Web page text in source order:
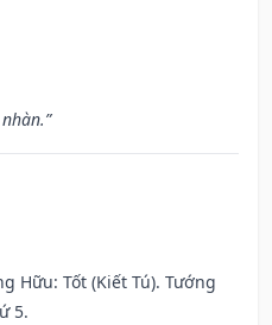
Hữu: Tốt (Kiết Tú). Tướng
5.